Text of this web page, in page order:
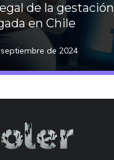
de la gestación
en Chile
de 2024